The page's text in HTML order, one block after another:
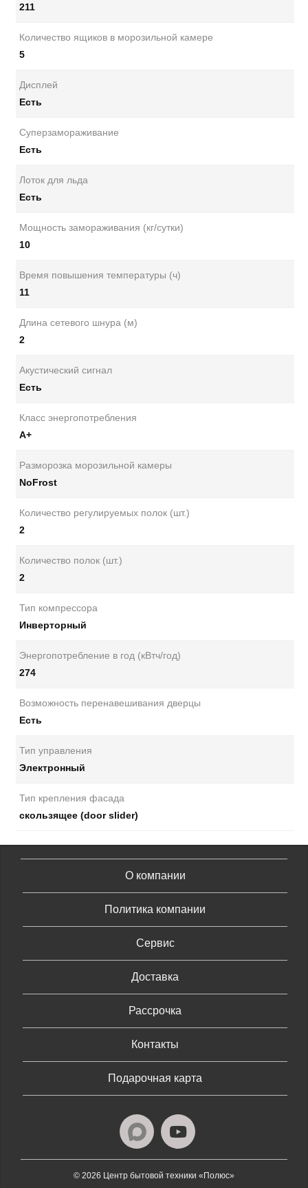
211
Количество ящиков в морозильной камере
5
Дисплей
Есть
Суперзамораживание
Есть
Лоток для льда
Есть
Мощность замораживания (кг/сутки)
10
Время повышения температуры (ч)
11
Длина сетевого шнура (м)
2
Акустический сигнал
Есть
Класс энергопотребления
А+
Разморозка морозильной камеры
NoFrost
Количество регулируемых полок (шт.)
2
Количество полок (шт.)
2
Тип компрессора
Инверторный
Энергопотребление в год (кВтч/год)
274
Возможность перенавешивания дверцы
Есть
Тип управления
Электронный
Тип крепления фасада
скользящее (door slider)
О компании
Политика компании
Сервис
Доставка
Рассрочка
Контакты
Подарочная карта
© 2026 Центр бытовой техники «Полюс»